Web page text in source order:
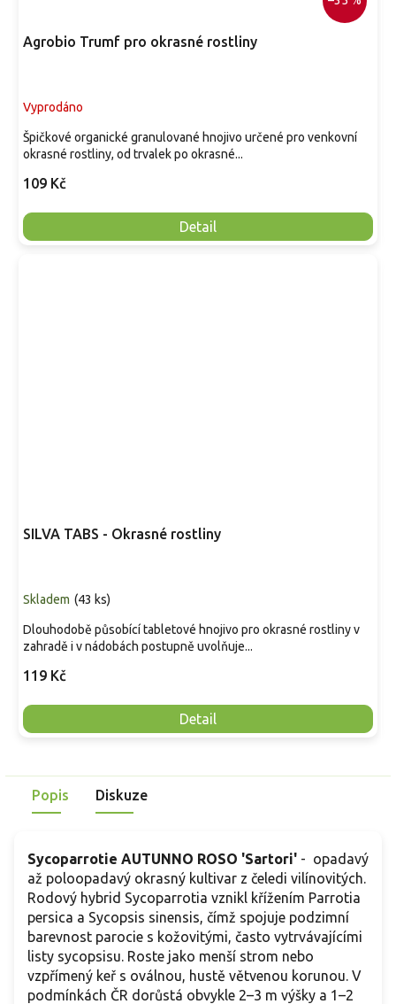
Agrobio Trumf pro okrasné rostliny
Vyprodáno
109 Kč
Detail
Špičkové organické granulované hnojivo určené pro venkovní
okrasné rostliny, od trvalek po okrasné...
SILVA TABS - Okrasné rostliny
Skladem (43 ks)
119 Kč
Detail
Dlouhodobě působící tabletové hnojivo pro okrasné rostliny v
zahradě i v nádobách postupně uvolňuje...
Popis Diskuze
Sycoparrotie AUTUNNO ROSO 'Sartori' - opadavý
až poloopadavý okrasný kultivar z čeledi vilínovitých.
Rodový hybrid Sycoparrotia vznikl křížením Parrotia
persica a Sycopsis sinensis, čímž spojuje podzimní
barevnost parocie s kožovitými, často vytrvávajícími
listy sycopsisu. Roste jako menší strom nebo
vzpřímený keř s oválnou, hustě větvenou korunou. V
podmínkách ČR dorůstá obvykle 2–3 m výšky a 1–2